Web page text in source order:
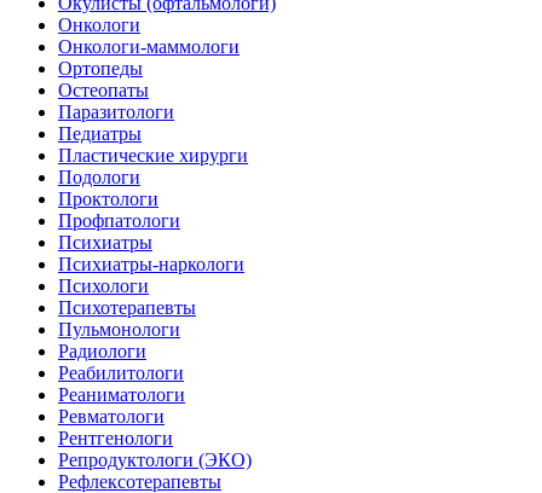
Онкологи
Онкологи-маммологи
Ортопеды
Остеопаты
Паразитологи
Педиатры
Пластические хирурги
Подологи
Проктологи
Профпатологи
Психиатры
Психиатры-наркологи
Психологи
Психотерапевты
Пульмонологи
Радиологи
Реабилитологи
Реаниматологи
Ревматологи
Рентгенологи
Репродуктологи (ЭКО)
Рефлексотерапевты